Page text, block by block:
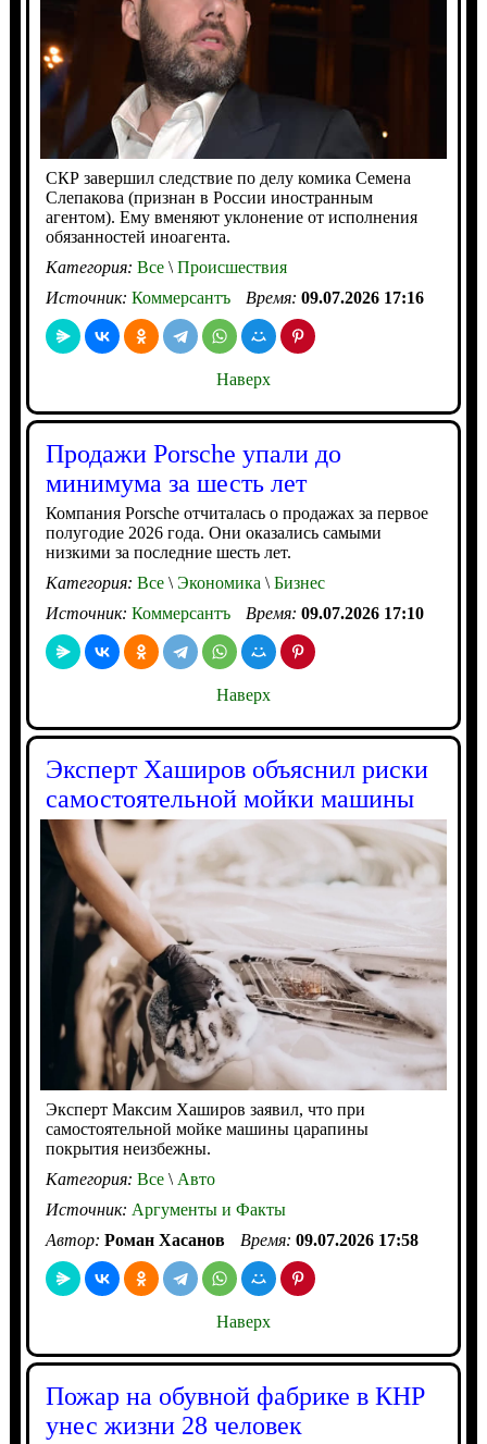
СКР завершил следствие по делу комика Семена
Слепакова (признан в России иностранным
агентом). Ему вменяют уклонение от исполнения
обязанностей иноагента.
Категория: Все\Происшествия
Источник: Коммерсантъ Время: 09.07.2026 17:16
Наверх
Продажи Porsche упали до
минимума за шесть лет
Компания Porsche отчиталась о продажах за первое
полугодие 2026 года. Они оказались самыми
низкими за последние шесть лет.
Категория: Все\Экономика \Бизнес
Источник: Коммерсантъ Время: 09.07.2026 17:10
Наверх
Эксперт Хаширов объяснил риски
самостоятельной мойки машины
Эксперт Максим Хаширов заявил, что при
самостоятельной мойке машины царапины
покрытия неизбежны.
Категория: Все\Авто
Источник: Аргументы и Факты
Автор: Роман Хасанов Время: 09.07.2026 17:58
Наверх
Пожар на обувной фабрике в КНР
унес жизни 28 человек